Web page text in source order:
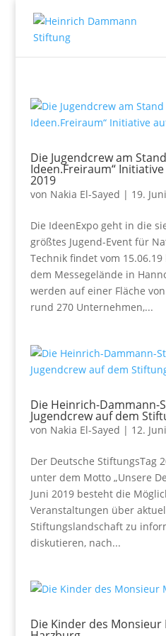
Die Jugendcrew am
Ideen.Freiraum“
2019
von Nakia El-Sayed | 19.
Die IdeenExpo geht in die
größtes Jugend-Event für
Technik findet vom
dem Messegelände in
werden auf einer Fläche
rund 270 Unternehmen,...
Die Heinrich-Dammann-
Jugendcrew auf dem
von Nakia El-Sayed | 12.
Der Deutsche StiftungsTag
unter dem Motto „Unsere
Juni 2019 besteht die
Veranstaltungen über
Stiftungslandschaft zu
diskutieren, nach...
Die Kinder des Monsieur